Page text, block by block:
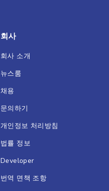
회사
회사 소개
뉴스룸
채용
문의하기
개인정보 처리방침
법률 정보
Developer
번역 면책 조항